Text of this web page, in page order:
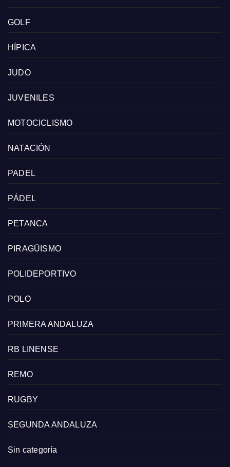
GOLF
HÍPICA
JUDO
JUVENILES
MOTOCICLISMO
NATACIÓN
PADEL
PÁDEL
PETANCA
PIRAGÜISMO
POLIDEPORTIVO
POLO
PRIMERA ANDALUZA
RB LINENSE
REMO
RUGBY
SEGUNDA ANDALUZA
Sin categoría